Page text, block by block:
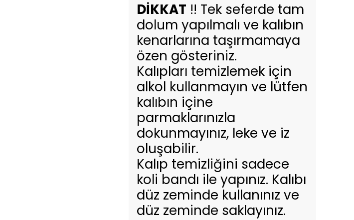
DİKKAT !! Tek seferde tam
dolum yapılmalı ve kalıbın
kenarlarına taşırmamaya
özen gösteriniz.
Kalıpları temizlemek için
alkol kullanmayın ve lütfen
kalıbın içine
parmaklarınızla
dokunmayınız, leke ve iz
oluşabilir.
Kalıp temizliğini sadece
koli bandı ile yapınız. Kalıbı
düz zeminde kullanınız ve
düz zeminde saklayınız.